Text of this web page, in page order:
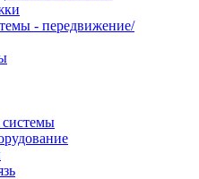
- передвижение/
системы